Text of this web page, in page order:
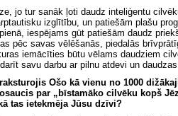
jo tur sanāk ļoti daudz inteliģentu
izglītību, un patiešām plašu
iespējams gūt patiešām daudz
pēc savas vēlēšanās, piedalās
iemācīties būtu vēlams daudziem
savu darbu ar pilnu atdevi un
Ošo kā vienu no 1000
par „bīstamāko cilvēku kopš
tas ietekmēja Jūsu dzīvi?